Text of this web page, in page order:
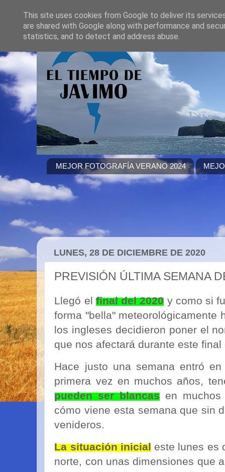
MEJOR FOTOGRAFÍA VERANO 2024
LUNES, 28 DE DICIEMBRE DE 2020
PREVISIÓN ÚLTIMA SEMANA
Llegó el final del 2020 y como si
forma "bella" meteorológicamente
los ingleses decidieron poner el
que nos afectará durante este final
Hace justo una semana entró
primera vez en muchos años,
pueden ser blancas en
cómo viene esta semana que sin
venideros.
La situación inicial este lunes es
norte, con unas dimensiones que
This site uses cookies from Google to deliver its
are shared with Google along with performance and
statistics, and to detect and address abuse.